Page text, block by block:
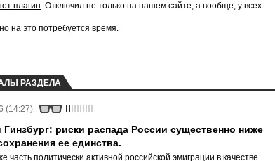
плагин. Отключил не только на нашем сайте, а вообще, у всех.
на это потребуется время.
РАЗДЕЛА
(14:27)
Гинзбург: риски распада России существенно ниже
ее единства.
часть политически активной российской эмиграции в качестве